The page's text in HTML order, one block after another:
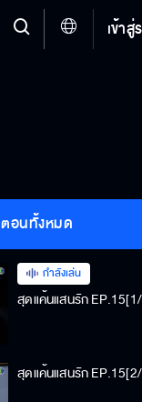
เข้า
ตอนทั้งหมด
กำลังเล่น
สุดแค้นแสนรัก
สุดแค้นแสนรัก